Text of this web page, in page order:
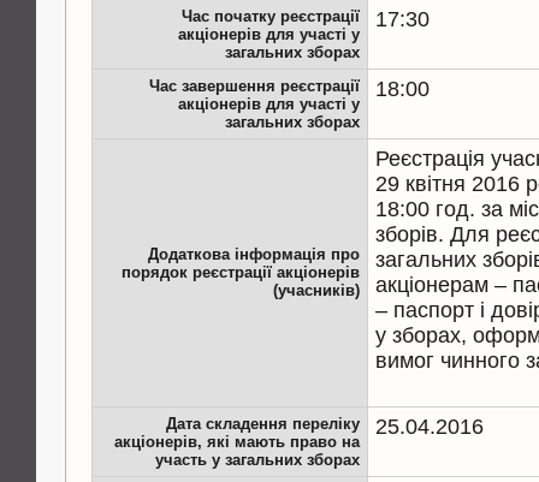
Час початку реєстрації
акціонерів для участі у
загальних зборах
17:30
Час завершення реєстрації
акціонерів для участі у
загальних зборах
18:00
Додаткова інформація про
порядок реєстрації акціонерів
(учасників)
Реєстрація
29 квітня 2016
18:00 год. за
зборів. Для
загальних
акціонерам –
– паспорт і
у зборах,
вимог чинного
Дата складення переліку
акціонерів, які мають право на
участь у загальних зборах
25.04.2016